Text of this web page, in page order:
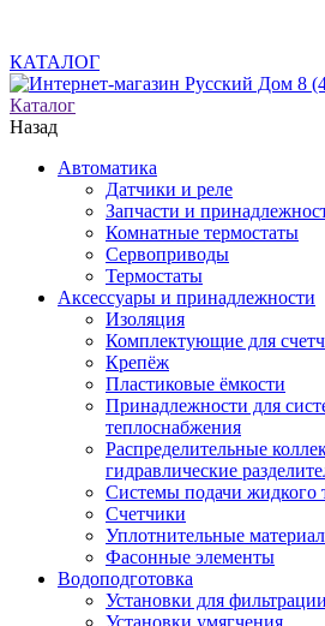
КАТАЛОГ
8
Каталог
Назад
Автоматика
Датчики и реле
Запчасти и
Комнатные термостаты
Сервоприводы
Термостаты
Аксессуары и принадлежности
Изоляция
Комплектующие для
Крепёж
Пластиковые ёмкости
Принадлежности для
теплоснабжения
Распределительные
гидравлические
Системы подачи жидкого
Счетчики
Уплотнительные
Фасонные элементы
Водоподготовка
Установки для фильтрации
Установки умягчения